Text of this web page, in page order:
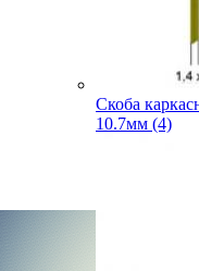
Скоба
10.7мм (4)